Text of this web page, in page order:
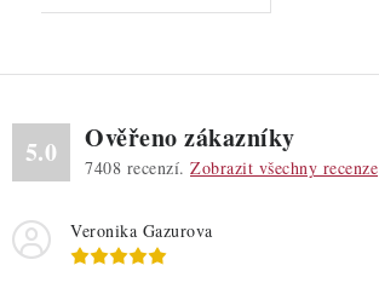
5.0 Ověřeno zákazníky
7408 recenzí. Zobrazit všechny recenze
Veronika Gazurova